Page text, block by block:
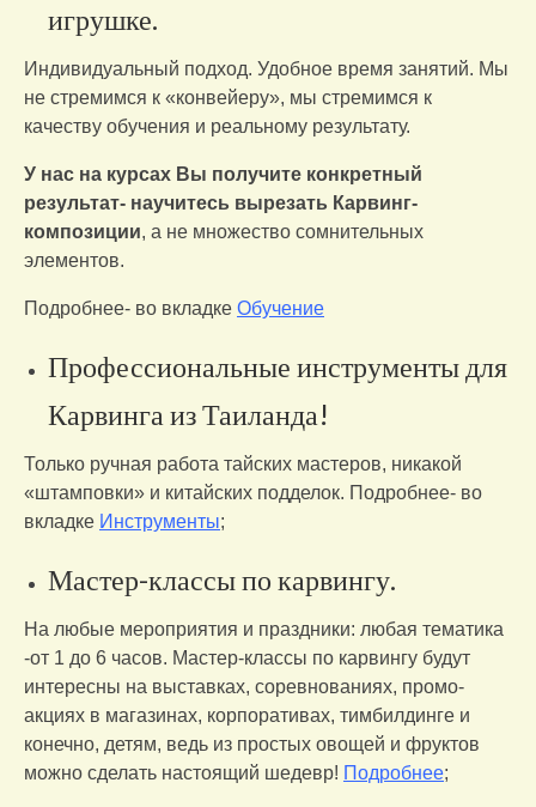
игрушке.
Индивидуальный подход. Удобное время занятий. Мы
не стремимся к «конвейеру», мы стремимся к
качеству обучения и реальному результату.
У нас на курсах Вы получите конкретный
результат- научитесь вырезать Карвинг-
композиции, а не множество сомнительных
элементов.
Подробнее- во вкладке Обучение
Профессиональные инструменты для
Карвинга из Таиланда!
Только ручная работа тайских мастеров, никакой
«штамповки» и китайских подделок. Подробнее- во
вкладке Инструменты;
Мастер-классы по карвингу.
На любые мероприятия и праздники: любая тематика
-от 1 до 6 часов. Мастер-классы по карвингу будут
интересны на выставках, соревнованиях, промо-
акциях в магазинах, корпоративах, тимбилдинге и
конечно, детям, ведь из простых овощей и фруктов
можно сделать настоящий шедевр! Подробнее;